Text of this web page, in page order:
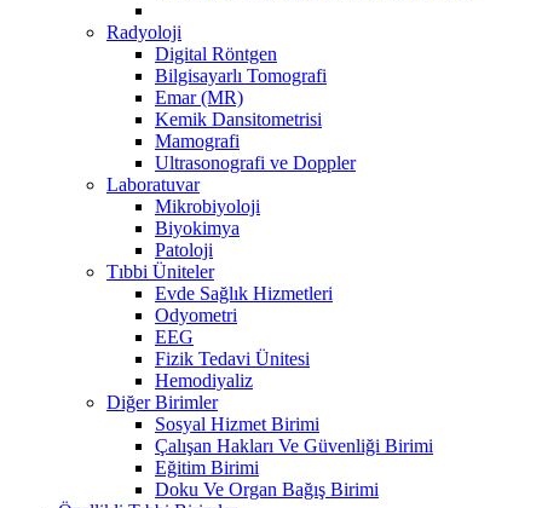
Radyoloji
Digital Röntgen
Bilgisayarlı Tomografi
Emar (MR)
Kemik Dansitometrisi
Mamografi
Ultrasonografi ve Doppler
Laboratuvar
Mikrobiyoloji
Biyokimya
Patoloji
Tıbbi Üniteler
Evde Sağlık Hizmetleri
Odyometri
EEG
Fizik Tedavi Ünitesi
Hemodiyaliz
Diğer Birimler
Sosyal Hizmet Birimi
Çalışan Hakları Ve Güvenliği Birimi
Eğitim Birimi
Doku Ve Organ Bağış Birimi